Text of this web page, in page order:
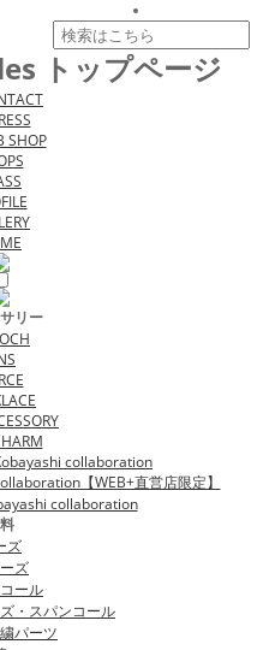
トップページ
SHOP
リー
collaboration
【WEB+直営店限定】
collaboration
ズ
ズ
ール
・スパンコール
パーツ